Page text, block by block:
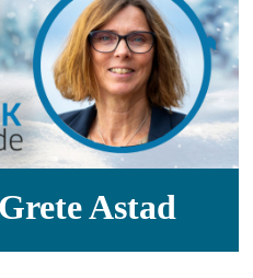
Astad